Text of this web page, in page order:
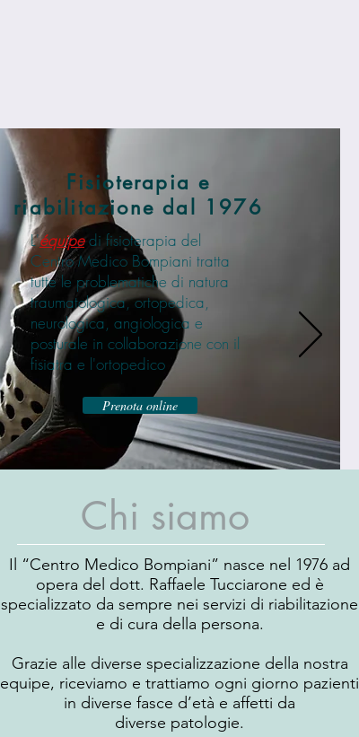
Fisioterapia e
riabilitazione dal 1976
L'équipedi fisioterapia del
Centro Medico Bompiani tratta
tutte le problematiche di natura
traumatologica, ortopedica,
neurologica, angiologica e
posturale in collaborazione con il
fisiatra e l'ortopedico
Prenota online
Chi siamo
Il “Centro Medico Bompiani” nasce nel 1976 ad
opera del dott. Raffaele Tucciarone ed è
specializzato da sempre nei servizi di riabilitazione
e di cura della persona.
Grazie alle diverse specializzazione della nostra
equipe, riceviamo e trattiamo ogni giorno pazienti
in diverse fasce d’età e affetti da
diverse patologie.